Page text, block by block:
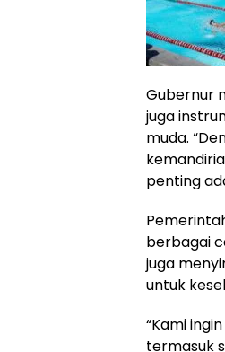
Gubernur
juga
muda.
penting
berbagai
juga
untuk
“Kami
termasuk